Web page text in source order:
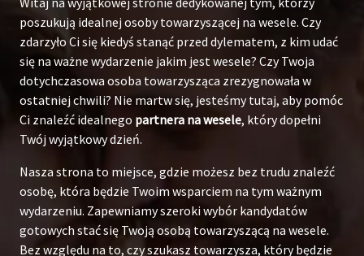
poszukują idealnej osoby towarzyszącej na wesele. Czy
zdarzyło Ci się kiedyś stanąć przed dylematem, z kim udać
się na ważne wydarzenie jakim jest wesele? Czy Twoja
dotychczasowa osoba towarzysząca zrezygnowała w
ostatniej chwili? Nie martw się, jesteśmy tutaj, aby pomóc
Ci znaleźć idealnego partnera na wesele, który dopełni
Twój wyjątkowy dzień.
Nasza strona to miejsce, gdzie możesz bez trudu znaleźć
osobę, która będzie Twoim wsparciem na tym ważnym
wydarzeniu. Zapewniamy szeroki wybór kandydatów
gotowych stać się Twoją osobą towarzyszącą na wesele.
Bez względu na to, czy szukasz towarzysza, który będzie